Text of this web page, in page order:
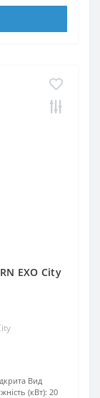
EXO City
Вид
(кВт): 20